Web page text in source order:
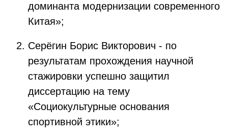
доминанта модернизации современного
Китая»;
Серёгин Борис Викторович - по
результатам прохождения научной
стажировки успешно защитил
диссертацию на тему
«Социокультурные основания
спортивной этики»;